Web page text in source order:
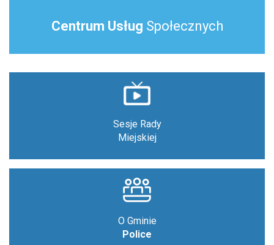
Centrum Usług Społecznych
Sesje Rady
Miejskiej
O Gminie
Police